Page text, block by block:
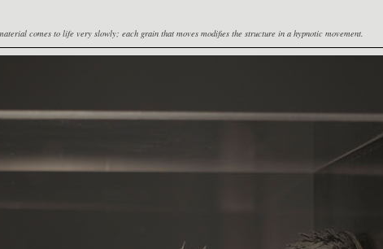
comes to life very slowly; each grain that moves modifies the structure in a hypnotic movement.